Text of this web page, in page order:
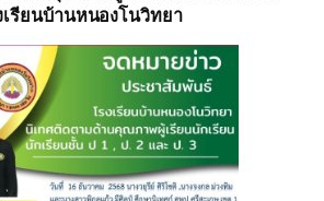
เรียนบ้านหนองโนวิทยา